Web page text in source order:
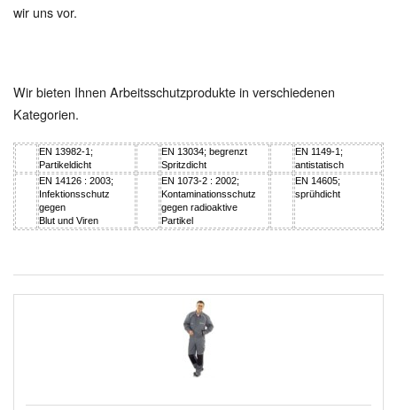
wir uns vor.
Wir bieten Ihnen Arbeitsschutzprodukte in verschiedenen
Kategorien.
EN 13982-1;
Partikeldicht
EN 13034; begrenzt
Spritzdicht
EN 1149-1;
antistatisch
EN 14126 : 2003;
Infektionsschutz
gegen
Blut und Viren
EN 1073-2 : 2002;
Kontaminationsschutz
gegen radioaktive
Partikel
EN 14605;
sprühdicht